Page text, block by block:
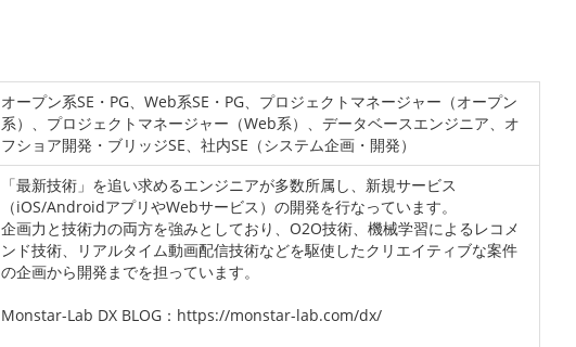
オープン系SE・PG、Web系SE・PG、プロジェクトマネージャー（オープン
系）、プロジェクトマネージャー（Web系）、データベースエンジニア、オ
フショア開発・ブリッジSE、社内SE（システム企画・開発）
「最新技術」を追い求めるエンジニアが多数所属し、新規サービス
（iOS/AndroidアプリやWebサービス）の開発を行なっています。
企画力と技術力の両方を強みとしており、O2O技術、機械学習によるレコメ
ンド技術、リアルタイム動画配信技術などを駆使したクリエイティブな案件
の企画から開発までを担っています。
Monstar-Lab DX BLOG：https://monstar-lab.com/dx/